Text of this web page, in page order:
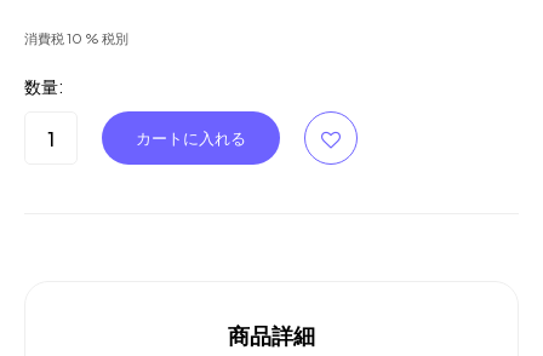
消費税 10 % 税別
数量:
商品詳細